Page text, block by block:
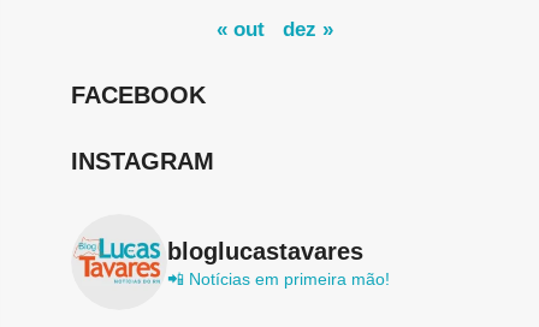
« out dez »
FACEBOOK
INSTAGRAM
bloglucastavares
📲 Notícias em primeira mão!